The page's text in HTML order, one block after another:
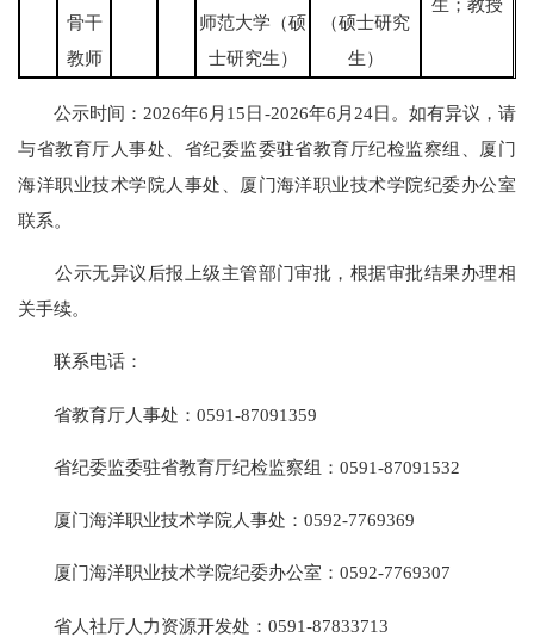
骨干
教师
师范大学（硕
士研究生）
（硕士研究
生）
生；教授
公示时间：2026年6月15日-2026年6月24日。如有异议，请
与省教育厅人事处、省纪委监委驻省教育厅纪检监察组、厦门
海洋职业技术学院人事处、厦门海洋职业技术学院纪委办公室
联系。
公示无异议后报上级主管部门审批，根据审批结果办理相
关手续。
联系电话：
省教育厅人事处：0591-87091359
省纪委监委驻省教育厅纪检监察组：0591-87091532
厦门海洋职业技术学院人事处：0592-7769369
厦门海洋职业技术学院纪委办公室：0592-7769307
省人社厅人力资源开发处：0591-87833713